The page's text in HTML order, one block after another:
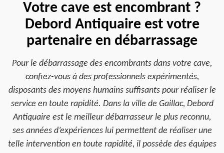
Votre cave est encombrant ?
Debord Antiquaire est votre
partenaire en débarrassage
Pour le débarrassage des encombrants dans votre cave,
confiez-vous à des professionnels expérimentés,
disposants des moyens humains suffisants pour réaliser le
service en toute rapidité. Dans la ville de Gaillac, Debord
Antiquaire est le meilleur débarrasseur le plus reconnu,
ses années d’expériences lui permettent de réaliser une
telle intervention en toute rapidité, il possède des équipes